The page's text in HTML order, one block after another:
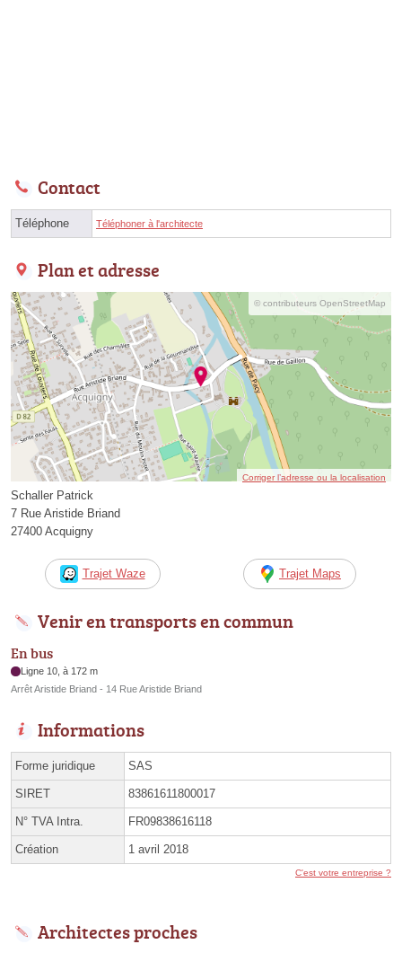
Contact
Téléphone Téléphoner à l'architecte
Plan et adresse
© contributeurs OpenStreetMap
Corriger l’adresse ou la localisation
Schaller Patrick
7 Rue Aristide Briand
27400 Acquigny
Trajet Waze Trajet Maps
Venir en transports en commun
En bus
Ligne 10, à 172 m
Arrêt Aristide Briand - 14 Rue Aristide Briand
Informations
Forme juridique SAS
SIRET 83861611800017
N° TVA Intra. FR09838616118
Création 1 avril 2018
C'est votre entreprise ?
Architectes proches